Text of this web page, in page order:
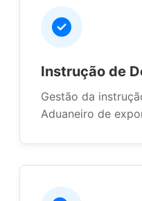
Instrução de
Gestão da
Aduaneiro de